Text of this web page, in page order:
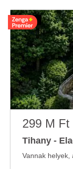
299 M Ft
Tihany -